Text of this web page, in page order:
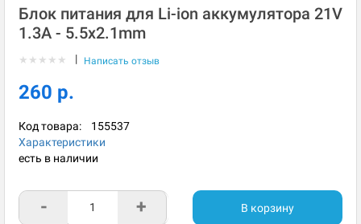
Блок питания для Li-ion аккумулятора 21V
1.3A - 5.5x2.1mm
★ ★ ★ ★ ★ | Написать отзыв
260 р.
Код товара: 155537
Характеристики
есть в наличии
- + В корзину